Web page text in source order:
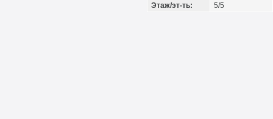
Этаж/эт-ть:
5/5